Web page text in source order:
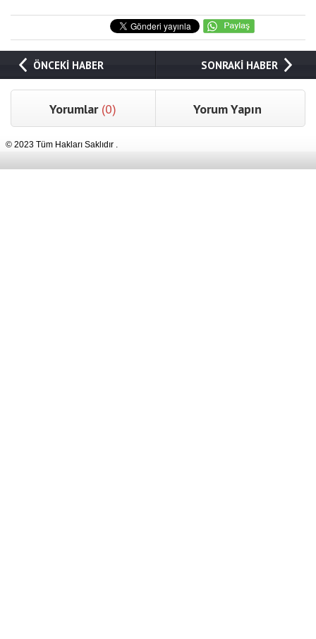
ÖNCEKİ HABER SONRAKİ HABER
Yorumlar (0) Yorum Yapın
© 2023 Tüm Hakları Saklıdır .